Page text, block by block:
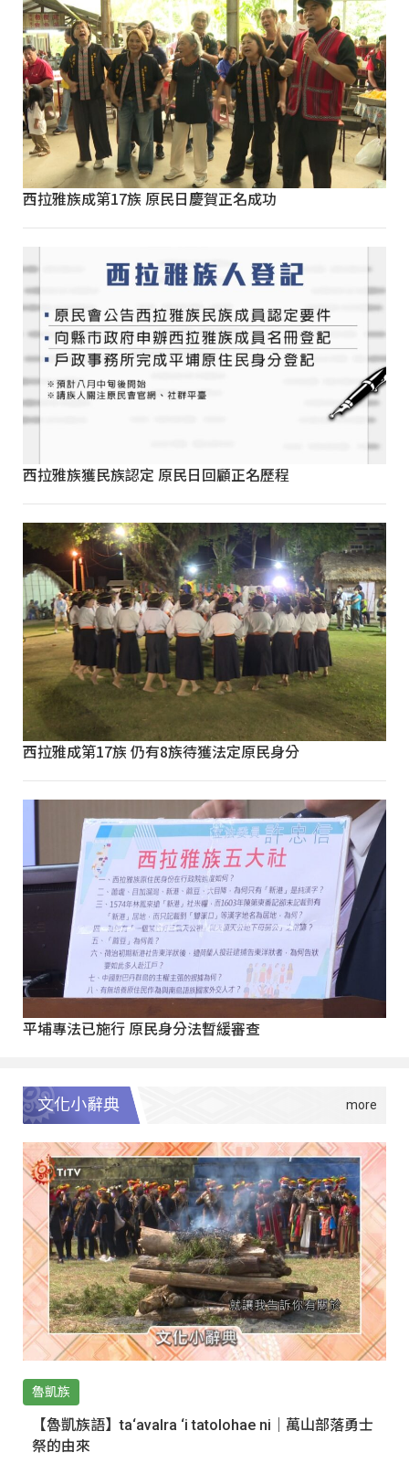
西拉雅族成第17族 原民日慶賀正名成功
西拉雅族獲民族認定 原民日回顧正名歷程
西拉雅成第17族 仍有8族待獲法定原民身分
平埔專法已施行 原民身分法暫緩審查
文化小辭典
魯凱族
【魯凱族語】ta‘avalra ‘i tatolohae ni｜萬山部落勇士
祭的由來